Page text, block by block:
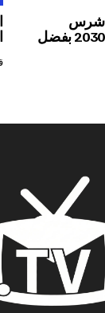
شرس
لاستضافة نهائي كأس العالم 2030 بفضل